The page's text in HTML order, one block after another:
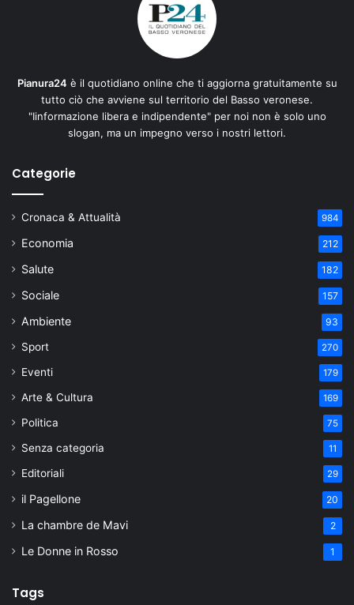
Pianura24 è il quotidiano online che ti aggiorna gratuitamente su
tutto ciò che avviene sul territorio del Basso veronese.
"Iinformazione libera e indipendente" per noi non è solo uno
slogan, ma un impegno verso i nostri lettori.
Categorie
Cronaca & Attualità 984
Economia 212
Salute 182
Sociale 157
Ambiente 93
Sport 270
Eventi 179
Arte & Cultura 169
Politica 75
Senza categoria 11
Editoriali 29
il Pagellone 20
La chambre de Mavi 2
Le Donne in Rosso 1
Tags